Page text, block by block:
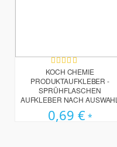
Bewertung:
93%
KOCH CHEMIE
PRODUKTAUFKLEBER -
SPRÜHFLASCHEN
AUFKLEBER NACH AUSWAHL
0,69 €